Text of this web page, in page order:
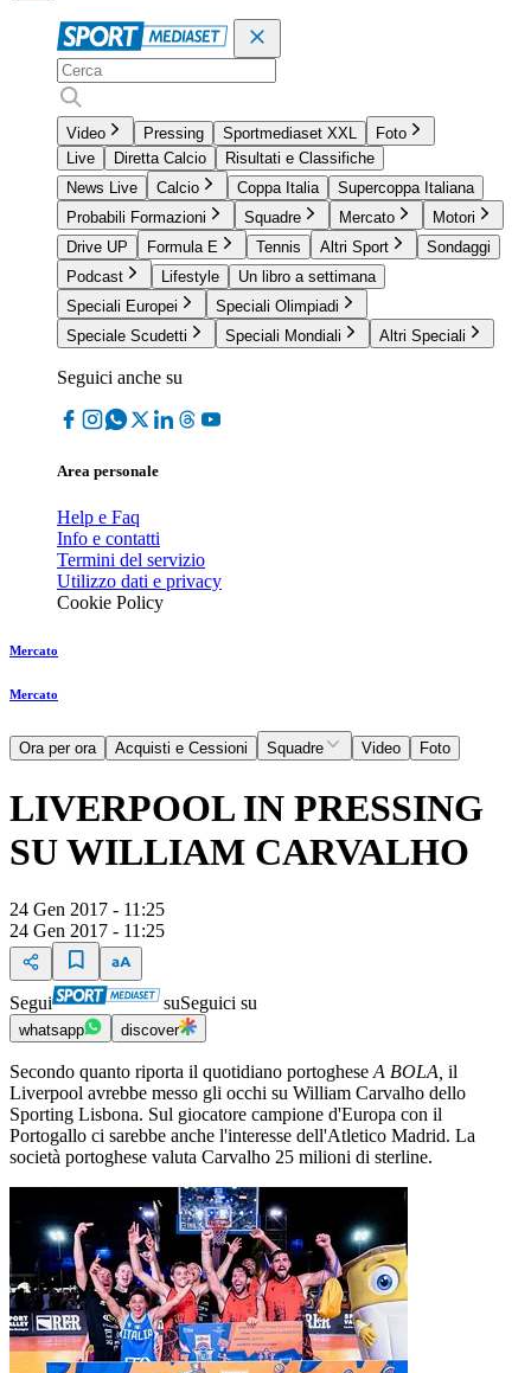
Video Pressing Sportmediaset XXL
Foto
Live
Diretta Calcio
Risultati e Classifiche
News Live
Calcio Coppa Italia
Supercoppa Italiana
Probabili Formazioni
Squadre Mercato
Motori
Drive UP
Formula E Tennis Altri Sport
Sondaggi
Podcast
Lifestyle
Un libro a settimana
Speciali Europei
Speciali Olimpiadi
Speciale Scudetti
Speciali Mondiali Altri Speciali
Seguici anche su
Area personale
Help e Faq
Info e contatti
Termini del servizio
Utilizzo dati e privacy
Cookie Policy
Mercato
Mercato
Ora per ora Acquisti e Cessioni Squadre Video Foto
LIVERPOOL IN PRESSING
SU WILLIAM CARVALHO
24 Gen 2017 - 11:25
24 Gen 2017 - 11:25
Segui suSeguici su
whatsapp discover
Secondo quanto riporta il quotidiano portoghese A BOLA, il
Liverpool avrebbe messo gli occhi su William Carvalho dello
Sporting Lisbona. Sul giocatore campione d'Europa con il
Portogallo ci sarebbe anche l'interesse dell'Atletico Madrid. La
società portoghese valuta Carvalho 25 milioni di sterline.